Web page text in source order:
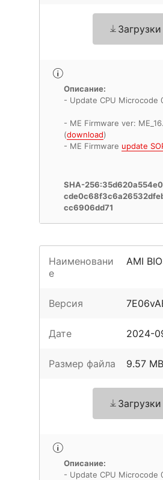
Загрузки
Описание:
- Update CPU Microcode
- ME Firmware ver:
(download)
- ME Firmware update
SHA-
cc6906dd71
Наименовани
е
AMI
Версия
Дате 2024-
Размер файла 9.57 MB
Загрузки
Описание:
- Update CPU Microcode